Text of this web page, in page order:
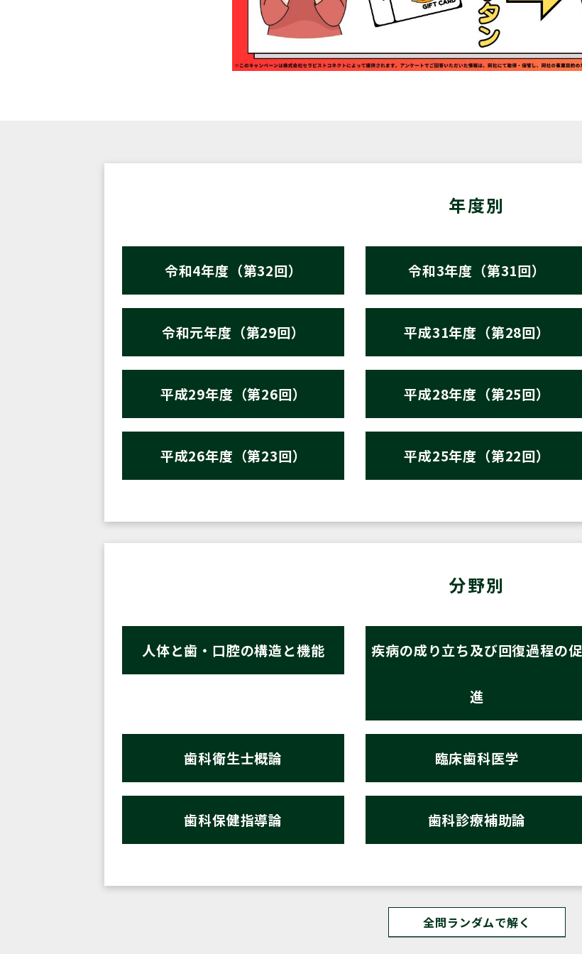
年度別
令和4年度（第32回） 令和3年度（第31回）
令和元年度（第29回） 平成31年度（第28回）
平成29年度（第26回） 平成28年度（第25回）
平成26年度（第23回） 平成25年度（第22回）
分野別
人体と歯・口腔の構造と機能 疾病の成り立ち及び回復過程の促
進
歯科衛生士概論 臨床歯科医学
歯科保健指導論 歯科診療補助論
全問ランダムで解く